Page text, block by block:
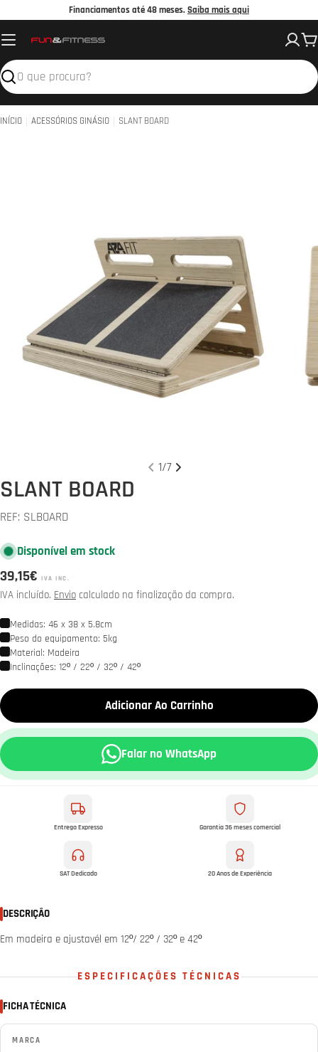
o
conteúdo
Financiamentos até 48 meses.Saiba mais aqui
Pesquisar
INÍCIO ACESSÓRIOS GINÁSIO SLANT BOARD
Abrir media 0 em modal Abrir
1/7
SLANT BOARD
REF: SLBOARD
Disponível em stock
Preço
normal
39,15€ IVA INC.
IVA incluído. Envio calculado na finalização da compra.
Medidas: 46 x 38 x 5.8cm
Peso do equipamento: 5kg
Material: Madeira
Inclinações: 12º / 22º / 32º / 42º
Adicionar Ao Carrinho
Falar no WhatsApp
Entrega Expresso Garantia 36 meses comercial
SAT Dedicado 20 Anos de Experiência
DESCRIÇÃO
Em madeira e ajustavél em 12º/ 22º / 32º e 42º
ESPECIFICAÇÕES TÉCNICAS
FICHA TÉCNICA
MARCA